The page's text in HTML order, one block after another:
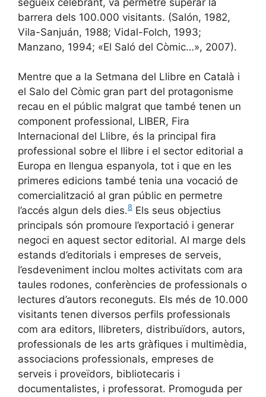
barrera dels 100.000 visitants. (Salón, 1982,
Vila-Sanjuán, 1988; Vidal-Folch, 1993;
Manzano, 1994; «El Saló del Còmic…», 2007).
Mentre que a la Setmana del Llibre en Català i
el Salo del Còmic gran part del protagonisme
recau en el públic malgrat que també tenen un
component professional, LIBER, Fira
Internacional del Llibre, és la principal fira
professional sobre el llibre i el sector editorial a
Europa en llengua espanyola, tot i que en les
primeres edicions també tenia una vocació de
comercialització al gran públic en permetre
l’accés algun dels dies.8 Els seus objectius
principals són promoure l’exportació i generar
negoci en aquest sector editorial. Al marge dels
estands d’editorials i empreses de serveis,
l’esdeveniment inclou moltes activitats com ara
taules rodones, conferències de professionals o
lectures d’autors reconeguts. Els més de 10.000
visitants tenen diversos perfils professionals
com ara editors, llibreters, distribuïdors, autors,
professionals de les arts gràfiques i multimèdia,
associacions professionals, empreses de
serveis i proveïdors, bibliotecaris i
documentalistes, i professorat. Promoguda per